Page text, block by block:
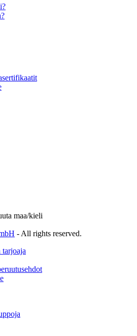
maa/kieli
- All rights reserved.